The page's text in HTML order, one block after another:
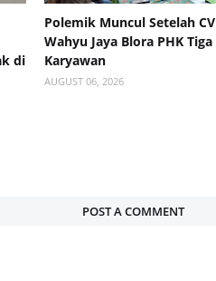
di
Polemik Muncul Setelah CV
Wahyu Jaya Blora PHK Tiga
Karyawan
AUGUST 06, 2026
POST A COMMENT